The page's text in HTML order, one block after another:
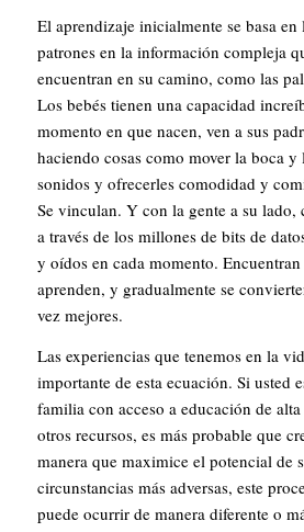
El aprendizaje inicialmente se basa en
patrones en la información compleja
encuentran en su camino, como las
Los bebés tienen una capacidad
momento en que nacen, ven a sus
haciendo cosas como mover la boca y
sonidos y ofrecerles comodidad y
Se vinculan. Y con la gente a su lado,
a través de los millones de bits de
y oídos en cada momento.
aprenden, y gradualmente se
vez mejores.
Las experiencias que tenemos en la
importante de esta ecuación. Si usted
familia con acceso a educación de
otros recursos, es más probable que
manera que maximice el potencial de
circunstancias más adversas, este
puede ocurrir de manera diferente o